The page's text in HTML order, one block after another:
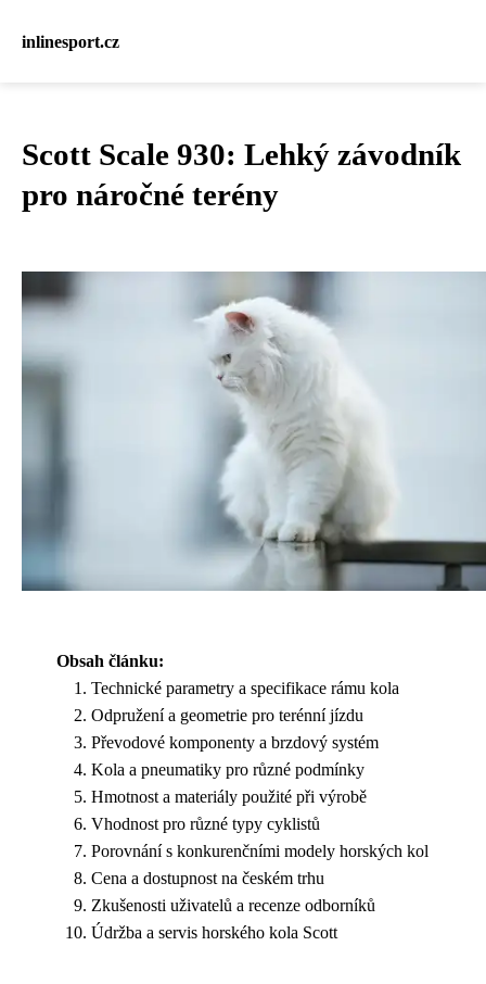
inlinesport.cz
Scott Scale 930: Lehký závodník
pro náročné terény
Obsah článku:
Technické parametry a specifikace rámu kola
Odpružení a geometrie pro terénní jízdu
Převodové komponenty a brzdový systém
Kola a pneumatiky pro různé podmínky
Hmotnost a materiály použité při výrobě
Vhodnost pro různé typy cyklistů
Porovnání s konkurenčními modely horských kol
Cena a dostupnost na českém trhu
Zkušenosti uživatelů a recenze odborníků
Údržba a servis horského kola Scott